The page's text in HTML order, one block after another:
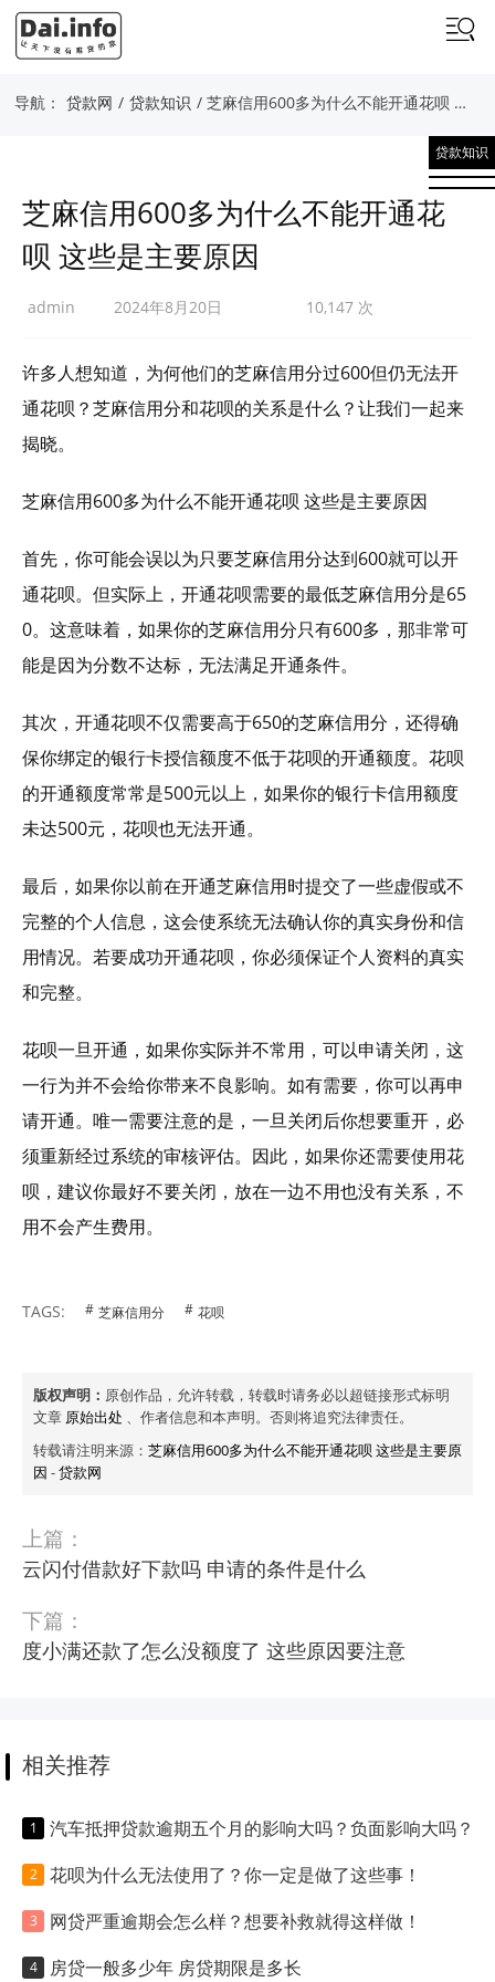
导航： 贷款网 / 贷款知识 / 芝麻信用600多为什么不能开通花呗 这些是主要原因
贷款知识
芝麻信用600多为什么不能开通花
呗 这些是主要原因
admin 2024年8月20日 10,147 次
许多人想知道，为何他们的芝麻信用分过600但仍无法开
通花呗？芝麻信用分和花呗的关系是什么？让我们一起来
揭晓。
芝麻信用600多为什么不能开通花呗 这些是主要原因
首先，你可能会误以为只要芝麻信用分达到600就可以开
通花呗。但实际上，开通花呗需要的最低芝麻信用分是65
0。这意味着，如果你的芝麻信用分只有600多，那非常可
能是因为分数不达标，无法满足开通条件。
其次，开通花呗不仅需要高于650的芝麻信用分，还得确
保你绑定的银行卡授信额度不低于花呗的开通额度。花呗
的开通额度常常是500元以上，如果你的银行卡信用额度
未达500元，花呗也无法开通。
最后，如果你以前在开通芝麻信用时提交了一些虚假或不
完整的个人信息，这会使系统无法确认你的真实身份和信
用情况。若要成功开通花呗，你必须保证个人资料的真实
和完整。
花呗一旦开通，如果你实际并不常用，可以申请关闭，这
一行为并不会给你带来不良影响。如有需要，你可以再申
请开通。唯一需要注意的是，一旦关闭后你想要重开，必
须重新经过系统的审核评估。因此，如果你还需要使用花
呗，建议你最好不要关闭，放在一边不用也没有关系，不
用不会产生费用。
TAGS: 芝麻信用分 花呗
版权声明： 原创作品，允许转载，转载时请务必以超链接形式标明
文章 原始出处 、作者信息和本声明。否则将追究法律责任。
转载请注明来源： 芝麻信用600多为什么不能开通花呗 这些是主要原
因 -贷款网
上篇：
云闪付借款好下款吗 申请的条件是什么
下篇：
度小满还款了怎么没额度了 这些原因要注意
相关推荐
汽车抵押贷款逾期五个月的影响大吗？负面影响大吗？
花呗为什么无法使用了？你一定是做了这些事！
网贷严重逾期会怎么样？想要补救就得这样做！
房贷一般多少年 房贷期限是多长